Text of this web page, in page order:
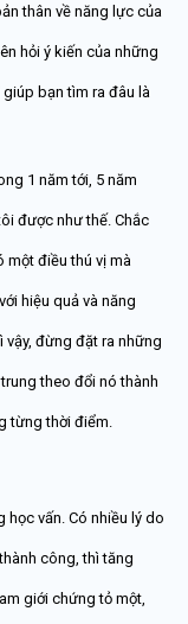
thân về năng lực của
hỏi ý kiến của những
bạn tìm ra đâu là
1 năm tới, 5 năm
được như thế. Chắc
một điều thú vị mà
hiệu quả và năng
đừng đặt ra những
theo đổi nó thành
từng thời điểm.
vấn. Có nhiều lý do
công, thì tăng
giới chứng tỏ một,